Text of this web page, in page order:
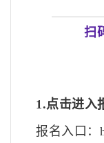
扫
1.点击进入
报名入口：